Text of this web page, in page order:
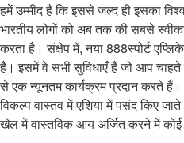
हमें उम्मीद है कि इससे जल्द ही इसका
भारतीय लोगों को अब तक की सबसे
करता है। संक्षेप में, नया 888स्पोर्ट
है। इसमें वे सभी सुविधाएँ हैं जो आप
से एक न्यूनतम कार्यक्रम प्रदान करते हैं।
विकल्प वास्तव में एशिया में पसंद किए
खेल में वास्तविक आय अर्जित करने में कोई